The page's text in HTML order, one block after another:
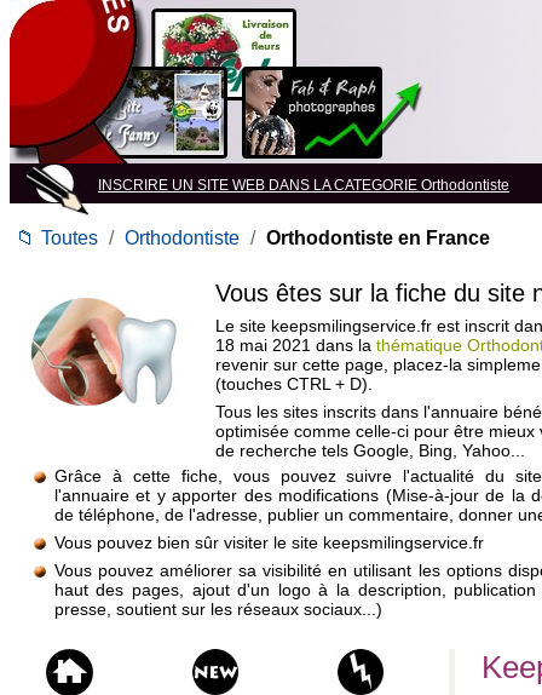
INSCRIRE UN SITE WEB DANS LA CATEGORIE Orthodontiste
📁 Toutes / Orthodontiste / Orthodontiste en France
Vous êtes sur la fiche du site
Le site keepsmilingservice.fr est inscrit
18 mai 2021 dans la thématique
revenir sur cette page, placez-la
(touches CTRL + D).
Tous les sites inscrits dans l'annuaire
optimisée comme celle-ci pour être mieux
de recherche tels Google, Bing, Yahoo...
Grâce à cette fiche, vous pouvez suivre l'actualité du
l'annuaire et y apporter des modifications (Mise-à-jour de la
de téléphone, de l'adresse, publier un commentaire, donner
Vous pouvez bien sûr visiter le site keepsmilingservice.fr
Vous pouvez améliorer sa visibilité en utilisant les options
haut des pages, ajout d'un logo à la description,
presse, soutient sur les réseaux sociaux...)